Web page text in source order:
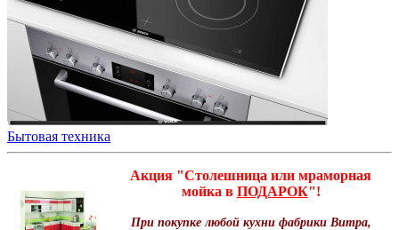
Бытовая техника
Акция "Столешница или мраморная
мойка в ПОДАРОК"!
При покупке любой кухни фабрики Витра,